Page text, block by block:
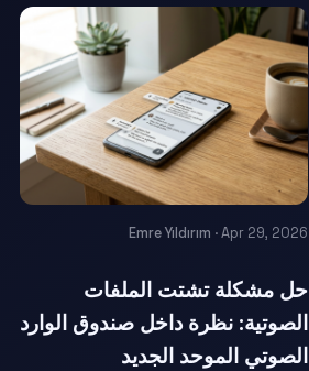
Emre Yıldırım · Apr 29, 2026
حل مشكلة تشتت الملفات
الصوتية: نظرة داخل صندوق الوارد
الصوتي الموحد الجديد